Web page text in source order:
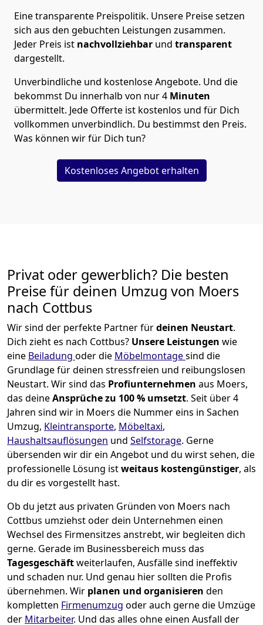
Eine transparente Preispolitik. Unsere Preise setzen
sich aus den gebuchten Leistungen zusammen.
Jeder Preis ist nachvollziehbar und transparent
dargestellt.
Unverbindliche und kostenlose Angebote. Und die
bekommst Du innerhalb von nur4 Minuten
übermittelt. Jede Offerte ist kostenlos und für Dich
vollkommen unverbindlich. Du bestimmst den Preis.
Was können wir für Dich tun?
Kostenloses Angebot erhalten
Privat oder gewerblich? Die besten
Preise für deinen Umzug von Moers
nach Cottbus
Wir sind der perfekte Partner fürdeinen Neustart.
Dich zieht es nach Cottbus? Unsere Leistungen wie
eine Beiladung oder die Möbelmontagesind die
Grundlage für deinen stressfreien und reibungslosen
Neustart. Wir sind das Profiunternehmen aus Moers,
das deineAnsprüche zu 100 % umsetzt. Seit über 4
Jahren sind wir in Moers die Nummer eins in Sachen
Umzug, Kleintransporte, Möbeltaxi,
Haushaltsauflösungen und Selfstorage. Gerne
übersenden wir dir ein Angebot und du wirst sehen, die
professionelle Lösung istweitaus kostengünstiger, als
du dir es vorgestellt hast.
Ob du jetzt aus privaten Gründen von Moers nach
Cottbus umziehst oder dein Unternehmen einen
Wechsel des Firmensitzes anstrebt, wir begleiten dich
gerne. Gerade im Businessbereich muss das
Tagesgeschäftweiterlaufen, Ausfälle sind ineffektiv
und schaden nur. Und genau hier sollten die Profis
übernehmen. Wir planen und organisieren den
kompletten Firmenumzug oder auch gerne die Umzüge
der Mitarbeiter. Und das alles ohne einen Ausfall der